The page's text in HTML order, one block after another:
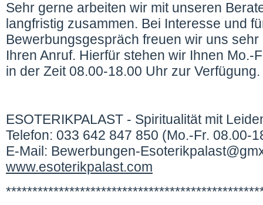
Sehr gerne arbeiten wir mit unseren
langfristig zusammen. Bei Interesse und
Bewerbungsgespräch freuen wir uns
Ihren Anruf. Hierfür stehen wir Ihnen Mo.-
in der Zeit 08.00-18.00 Uhr zur Verfügung.
ESOTERIKPALAST - Spiritualität mit
Telefon: 033 642 847 850 (Mo.-Fr. 08.00-
E-Mail: Bewerbungen-
www.esoterikpalast.com